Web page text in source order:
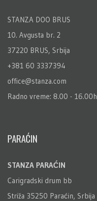
STANZA DOO BRUS
10. Avgusta br. 2
37220 BRUS, Srbija
+381 60 3337394
office@stanza.com
Radno vreme: 8.00 - 16.00h
PARAĆIN
STANZA PARAĆIN
Carigradski drum bb
Striža 35250 Paraćin, Srbija